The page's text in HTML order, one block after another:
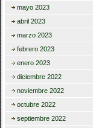
mayo 2023
abril 2023
marzo 2023
febrero 2023
enero 2023
diciembre 2022
noviembre 2022
octubre 2022
septiembre 2022